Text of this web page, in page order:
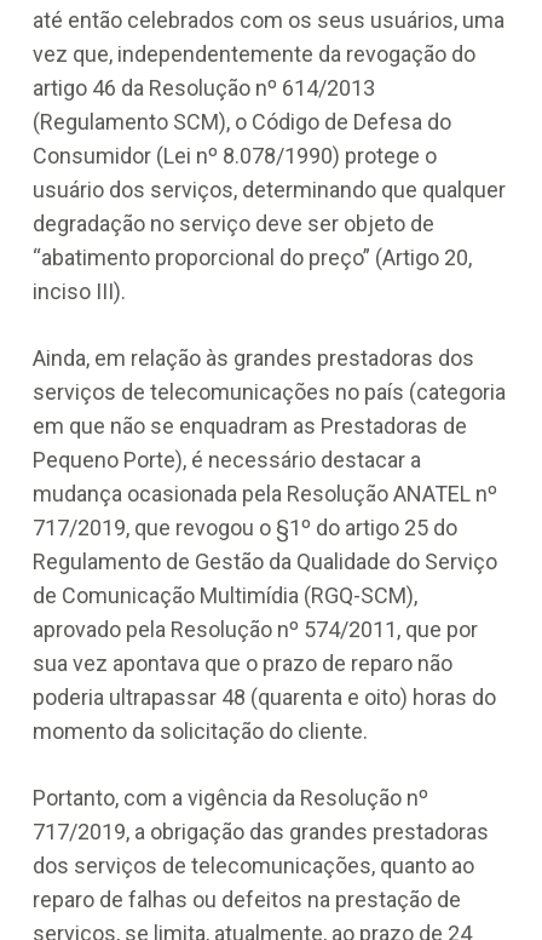
até então celebrados com os seus usuários, uma
vez que, independentemente da revogação do
artigo 46 da Resolução nº 614/2013
(Regulamento SCM), o Código de Defesa do
Consumidor (Lei nº 8.078/1990) protege o
usuário dos serviços, determinando que qualquer
degradação no serviço deve ser objeto de
“abatimento proporcional do preço” (Artigo 20,
inciso III).
Ainda, em relação às grandes prestadoras dos
serviços de telecomunicações no país (categoria
em que não se enquadram as Prestadoras de
Pequeno Porte), é necessário destacar a
mudança ocasionada pela Resolução ANATEL nº
717/2019, que revogou o §1º do artigo 25 do
Regulamento de Gestão da Qualidade do Serviço
de Comunicação Multimídia (RGQ-SCM),
aprovado pela Resolução nº 574/2011, que por
sua vez apontava que o prazo de reparo não
poderia ultrapassar 48 (quarenta e oito) horas do
momento da solicitação do cliente.
Portanto, com a vigência da Resolução nº
717/2019, a obrigação das grandes prestadoras
dos serviços de telecomunicações, quanto ao
reparo de falhas ou defeitos na prestação de
serviços, se limita, atualmente, ao prazo de 24